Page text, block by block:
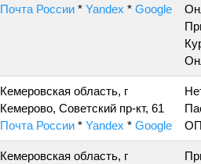
Почта России * Yandex * Google
Кемеровская область, г
Кемерово, Советский пр-кт, 61
Почта России * Yandex * Google
Кемеровская область, г